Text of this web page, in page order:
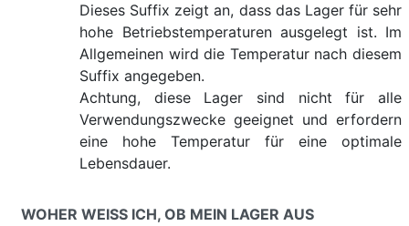
Dieses Suffix zeigt an, dass das Lager für sehr
hohe Betriebstemperaturen ausgelegt ist. Im
Allgemeinen wird die Temperatur nach diesem
Suffix angegeben.
Achtung, diese Lager sind nicht für alle
Verwendungszwecke geeignet und erfordern
eine hohe Temperatur für eine optimale
Lebensdauer.
WOHER WEISS ICH, OB MEIN LAGER AUS E